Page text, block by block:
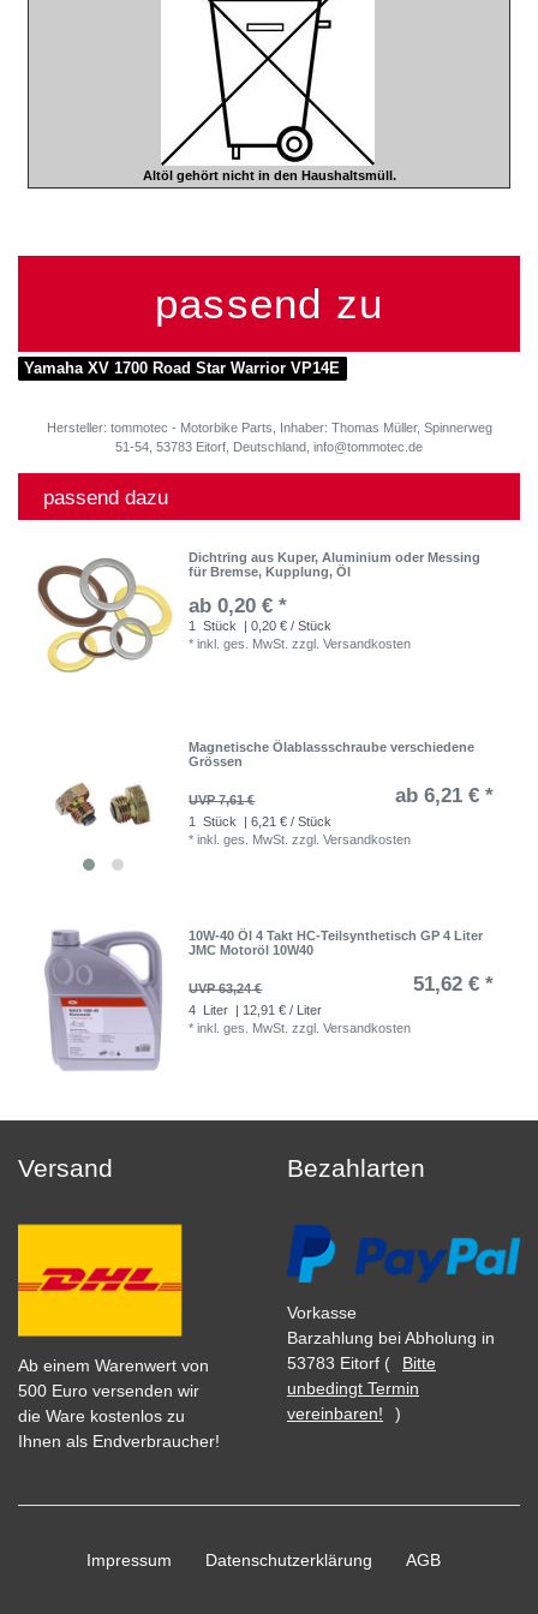
Altöl gehört nicht in den Haushaltsmüll.
passend zu
Yamaha XV 1700 Road Star Warrior VP14E
Hersteller: tommotec - Motorbike Parts, Inhaber: Thomas Müller, Spinnerweg
51-54, 53783 Eitorf, Deutschland, info@tommotec.de
passend dazu
Dichtring aus Kuper, Aluminium oder Messing
für Bremse, Kupplung, Öl
ab 0,20 € *
1 Stück
| 0,20 € / Stück
*inkl. ges. MwSt. zzgl.Versandkosten
Magnetische Ölablassschraube verschiedene
Grössen
UVP 7,61 € ab 6,21 € *
1 Stück
| 6,21 € / Stück
*inkl. ges. MwSt. zzgl.Versandkosten
10W-40 Öl 4 Takt HC-Teilsynthetisch GP 4 Liter
JMC Motoröl 10W40
UVP 63,24 € 51,62 € *
4 Liter | 12,91 € / Liter
*inkl. ges. MwSt. zzgl.Versandkosten
Versand
Ab einem Warenwert von
500 Euro versenden wir
die Ware kostenlos zu
Ihnen als Endverbraucher!
Bezahlarten
Vorkasse
Barzahlung bei Abholung in
53783 Eitorf (
Bitte
unbedingt Termin
vereinbaren!
)
Impressum Daten­schutz­erklärung AGB